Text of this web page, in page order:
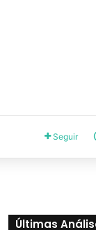
Seguir
Últimas